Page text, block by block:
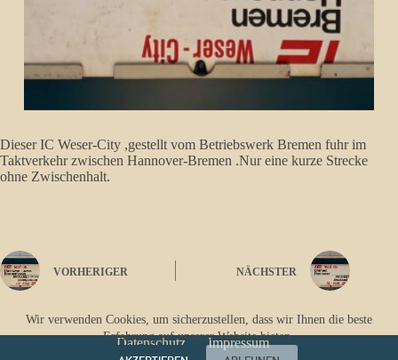
Wir verwenden Cookies, um sicherzustellen, dass wir Ihnen die beste
Erfahrung auf unserer Website bieten.
Dieser IC Weser-City ,gestellt vom Betriebswerk Bremen fuhr im
Taktverkehr zwischen Hannover-Bremen .Nur eine kurze Strecke
ohne Zwischenhalt.
VORHERIGER NÄCHSTER
Datenschutz Impressum